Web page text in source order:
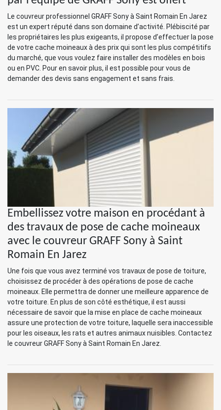
Le couvreur professionnel GRAFF Sony à Saint Romain En Jarez
est un expert réputé dans son domaine d’activité. Plébiscité par
les propriétaires les plus exigeants, il propose d’effectuer la pose
de votre cache moineaux à des prix qui sont les plus compétitifs
du marché, que vous voulez faire installer des modèles en bois
ou en PVC. Pour en savoir plus, il est possible pour vous de
demander des devis sans engagement et sans frais.
Embellissez votre maison en procédant à
des travaux de pose de cache moineaux
avec le couvreur GRAFF Sony à Saint
Romain En Jarez
Une fois que vous avez terminé vos travaux de pose de toiture,
choisissez de procéder à des opérations de pose de cache
moineaux. Elle permettra de donner une meilleure apparence de
votre toiture. En plus de son côté esthétique, il est aussi
nécessaire de savoir que la mise en place de cache moineaux
assure une protection de votre toiture, laquelle sera inaccessible
pour les oiseaux, les rats et autres animaux nuisibles. Contactez
le couvreur GRAFF Sony à Saint Romain En Jarez.